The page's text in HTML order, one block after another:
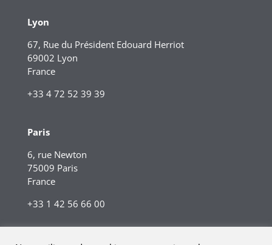
Lyon
67, Rue du Président Edouard Herriot
69002 Lyon
France
+33 4 72 52 39 39
Paris
6, rue Newton
75009 Paris
France
+33 1 42 56 66 00